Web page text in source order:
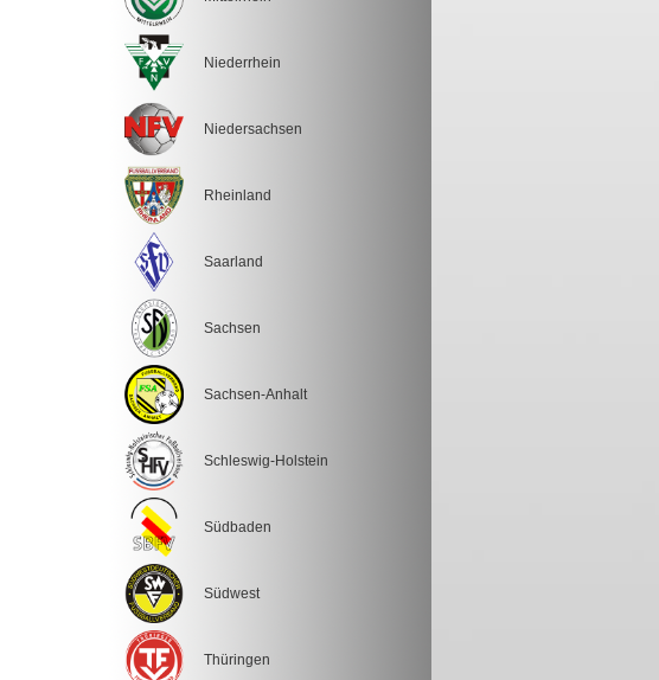
Niederrhein
Niedersachsen
Rheinland
Saarland
Sachsen
Sachsen-Anhalt
Schleswig-Holstein
Südbaden
Südwest
Thüringen